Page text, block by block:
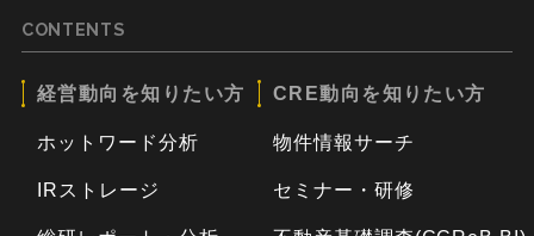
CONTENTS
経営動向を知りたい方
ホットワード分析
IRストレージ
CRE動向を知りたい方
物件情報サーチ
セミナー・研修